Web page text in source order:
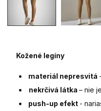
Kožené legíny
materiál nepresvitá
nekrčivá látka – nie
push-up efekt -